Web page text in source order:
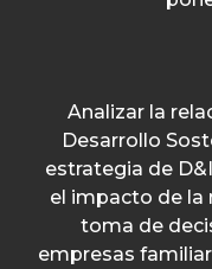
Analizar la
Desarrollo
estrategia de
el impacto de la
toma de
empresas